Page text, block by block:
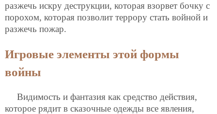
разжечь искру деструкции, которая взорвет бочку с
порохом, которая позволит террору стать войной и
разжечь пожар.
Игровые элементы этой формы
войны
Видимость и фантазия как средство действия,
которое рядит в сказочные одежды все явления,